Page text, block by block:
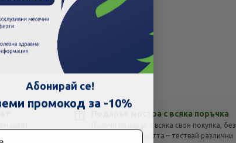
с отговор
Подарък мостра с всяка поръчка
Получи подарък с всяка своя покупка, без
оглед на стойността – тествай различни
Търсих друго
проблем с плащането
Намерих по-евтино
Абонирай се!
промокод за -10%